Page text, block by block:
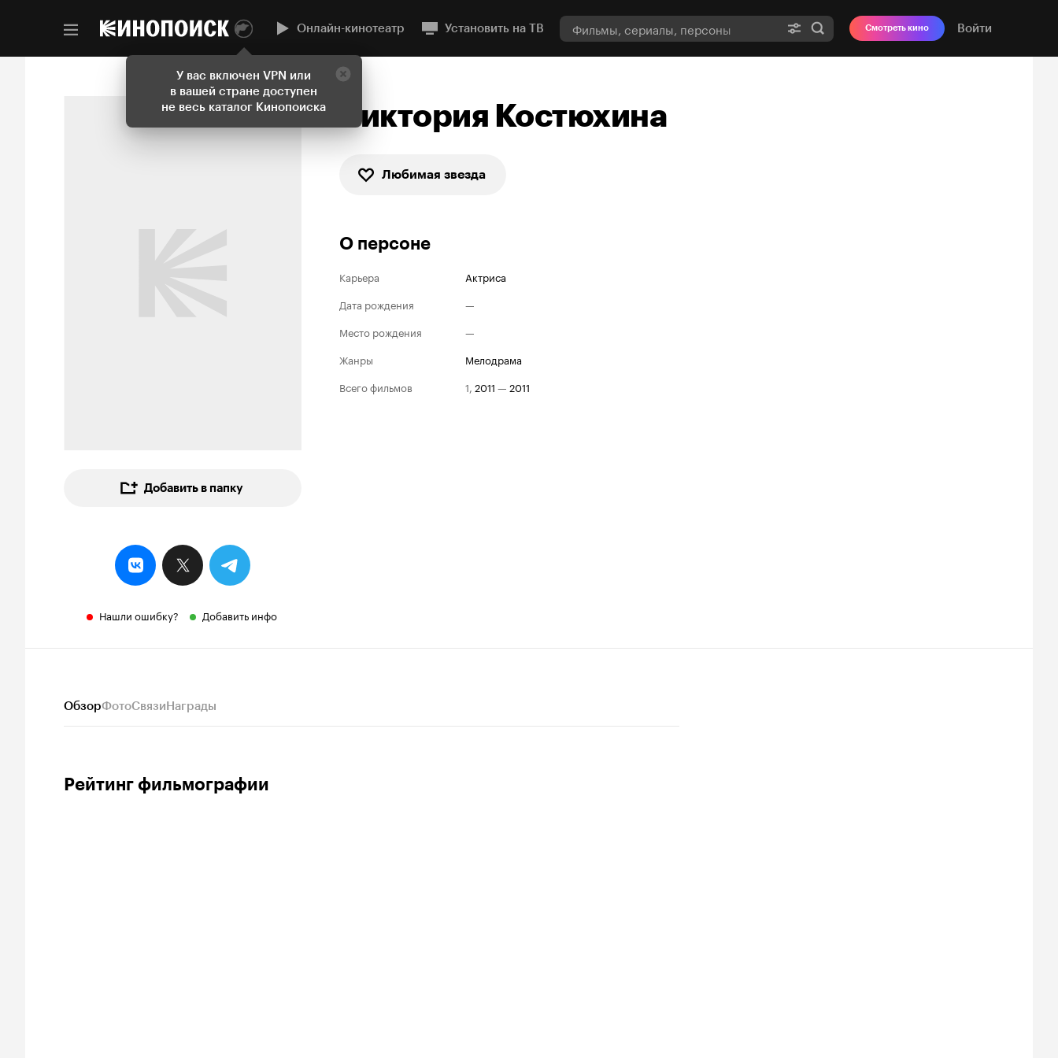
У вас включен VPN или
в вашей стране доступен
не весь каталог Кинопоиска
Онлайн-кинотеатр Установить на ТВ Смотреть кино Войти
Добавить в папку
Нашли ошибку? Добавить инфо
Виктория Костюхина
Любимая звезда
О персоне
Карьера
Актриса
Дата рождения
—
Место рождения
—
Жанры
мелодрама
Всего фильмов
1, 2011 — 2011
ОбзорФотоСвязиНаграды
Рейтинг фильмографии